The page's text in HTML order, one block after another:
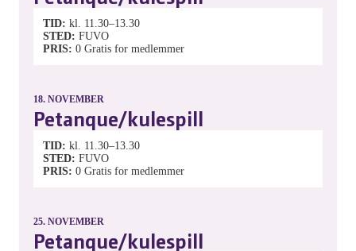
TID kl. 11.30–13.30
STED FUVO
PRIS 0 Gratis for medlemmer
18. NOVEMBER
Petanque/kulespill
TID kl. 11.30–13.30
STED FUVO
PRIS 0 Gratis for medlemmer
25. NOVEMBER
Petanque/kulespill